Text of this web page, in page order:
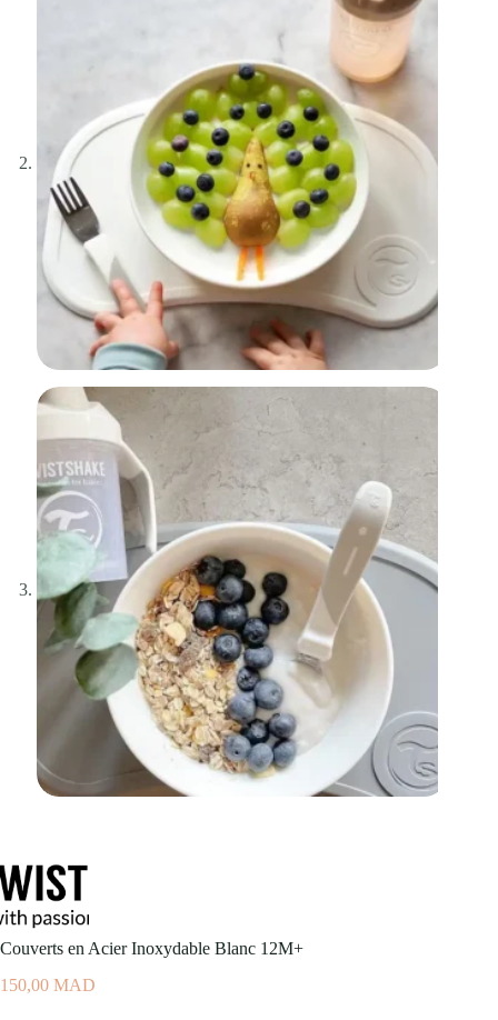
Couverts en Acier Inoxydable Blanc 12M+
150,00 MAD